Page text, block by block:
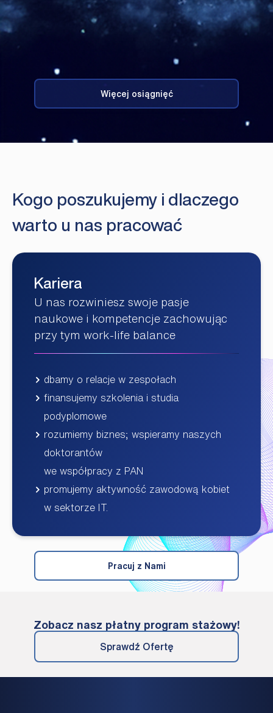
Więcej osiągnięć
Kogo poszukujemy i dlaczego
warto u nas pracować
Kariera
U nas rozwiniesz swoje pasje
naukowe i kompetencje zachowując
przy tym work-life balance
dbamy o relacje w zespołach
finansujemy szkolenia i studia
podyplomowe
rozumiemy biznes; wspieramy naszych
doktorantów
we współpracy z PAN
promujemy aktywność zawodową kobiet
w sektorze IT.
Pracuj z Nami
Zobacz nasz płatny program stażowy!
Sprawdź Ofertę